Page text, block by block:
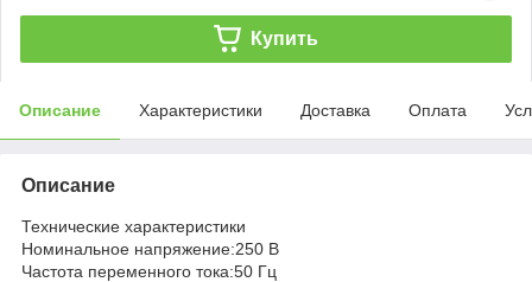
Купить
Описание Характеристики Доставка Оплата
Описание
Технические характеристики
Номинальное напряжение:250 В
Частота переменного тока:50 Гц